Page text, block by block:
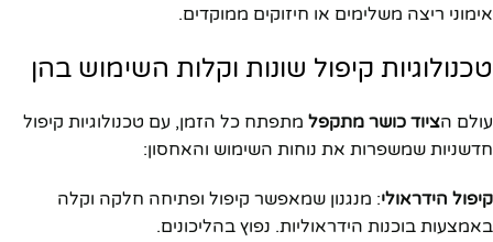
אימוני ריצה משלימים או חיזוקים ממוקדים.
טכנולוגיות קיפול שונות וקלות השימוש בהן
עולם הציוד כושר מתקפל מתפתח כל הזמן, עם טכנולוגיות קיפול
חדשניות שמשפרות את נוחות השימוש והאחסון:
קיפול הידראולי: מנגנון שמאפשר קיפול ופתיחה חלקה וקלה
באמצעות בוכנות הידראוליות. נפוץ בהליכונים.